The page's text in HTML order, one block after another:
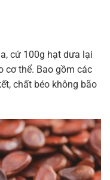
cứ 100g hạt dưa lại
cơ thể. Bao gồm các
chất béo không bão